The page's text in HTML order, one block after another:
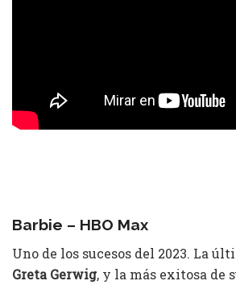
Barbie – HBO Max
Uno de los sucesos del 2023. La
Greta Gerwig, y la más exitosa de